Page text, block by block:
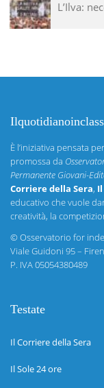
L’Ilva:
È l’iniziativa pensata
promossa da
Permanente Giovani-
Corriere della Sera,
educativo che vuole
creatività, la
©Osservatorio for
Viale Guidoni 95 –
P. IVA 05054380489
Testate
Il Corriere della Sera
Il Sole 24 ore